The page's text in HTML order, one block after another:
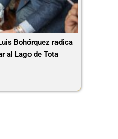
Bohórquez radica
al Lago de Tota